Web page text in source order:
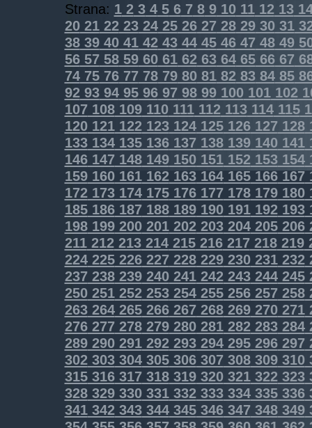
Strana: 12345678910111213
202122232425262728293031
383940414243444546474849
565758596061626364656667
747576777879808182838485
9293949596979899100101102
107108109110111112113114115
120121122123124125126127 128
133134135136137138139140 141
146147148149150151152153154
159160161162163164165166167
172173174175176177178179180
185186187188189190191192193
198199200201202203204205206
211212213214215216217218219
224225226227228229230231232
237238239240241242243244245
250251252253254255256257258
263264265266267268269270271
276277278279280281282283284
289290291292293294295296297
302303304305306307308309310
315316317318319320321322323
328329330331332333334335336
341342343344345346347348349